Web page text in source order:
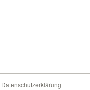
Datenschutzerklärung